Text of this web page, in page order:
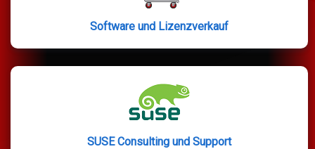
Software und Lizenzverkauf
SUSE Consulting und Support